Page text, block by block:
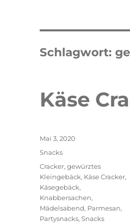
Schlagwort:
Käse
Veröffentlicht
Mai 3, 2020
Kategorien
Snacks
Schlagwörter
Cracker,gewürztes
Kleingebäck, Käse Cracker,
Käsegebäck,
Knabbersachen,
Mädelsabend, Parmesan,
Partysnacks,Snacks